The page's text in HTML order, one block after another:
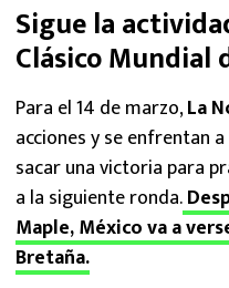
Sigue la
Clásico Mundial
Para el 14 de marzo,La
acciones y se enfrentan a
sacar una victoria para
a la siguiente ronda.
Maple, México va a
Bretaña.